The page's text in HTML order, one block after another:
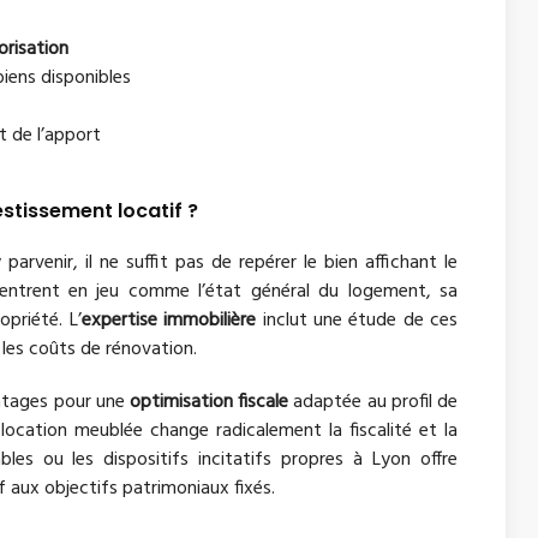
disponibles
l’apport
locatif ?
parvenir, il ne suffit pas de repérer le bien affichant le
en jeu comme l’état général du logement, sa
L’expertise immobilière inclut une étude de ces
coûts de rénovation.
pour uneoptimisation fiscaleadaptée au profil de
meublée change radicalement la fiscalité et la
ou les dispositifs incitatifs propres à Lyon offre
objectifs patrimoniaux fixés.